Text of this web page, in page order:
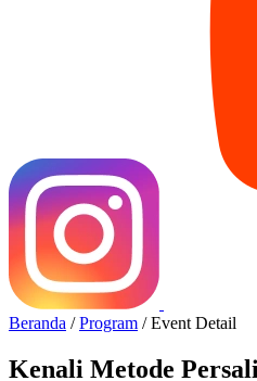
Beranda / Program / Event Detail
Kenali Metode